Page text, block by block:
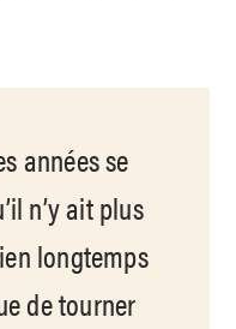
années se
n’y ait plus
longtemps
de tourner